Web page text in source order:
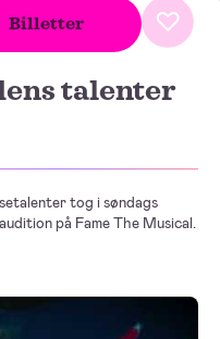
Fame The
Billetter
talenter
tog i søndags
på Fame The Musical.